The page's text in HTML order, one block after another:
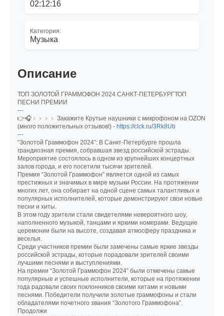
02:12:16
Категория:
Музыка
Описание
ТОП ЗОЛОТОЙ ГРАММОФОН 2024 САНКТ-ПЕТЕРБУРГТОП
ПЕСНИ ПРЕМИИ
---
👉🎧﹥﹥﹥﹥ Закажите Крутые наушники с микрофоном на OZON
(много положительных отзывов!) - https://clck.ru/3Rk8Ub
---
“Золотой Граммофон 2024”: В Санкт-Петербурге прошла
грандиозная премия, собравшая звезд российской эстрады.
Мероприятие состоялось в одном из крупнейших концертных
залов города, и его посетили тысячи зрителей.
Премия “Золотой Граммофон” является одной из самых
престижных и значимых в мире музыки России. На протяжении
многих лет, она собирает на одной сцене самых талантливых и
популярных исполнителей, которые демонстрируют свои новые
песни и хиты.
В этом году зрители стали свидетелями невероятного шоу,
наполненного музыкой, танцами и яркими номерами. Ведущие
церемонии были на высоте, создавая атмосферу праздника и
веселья.
Среди участников премии были замечены самые яркие звезды
российской эстрады, которые порадовали зрителей своими
лучшими песнями и выступлениями.
На премии “Золотой Граммофон 2024” были отмечены самые
популярные и успешные исполнители, которые на протяжении
года радовали своих поклонников своими хитами и новыми
песнями. Победители получили золотые граммофоны и стали
обладателями почетного звания “Золотого Граммофона”.
Продолжи